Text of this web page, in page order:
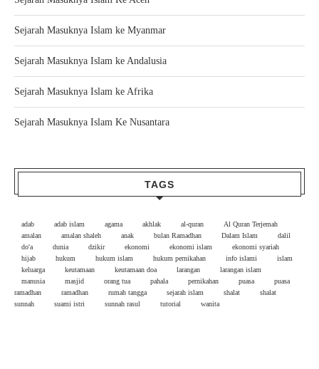
Sejarah Masuknya Islam ke Myanmar
Sejarah Masuknya Islam ke Andalusia
Sejarah Masuknya Islam ke Afrika
Sejarah Masuknya Islam Ke Nusantara
TAGS
adab adab islam agama akhlak al-quran
Al Quran Terjemah
amalan
amalan shaleh anak bulan Ramadhan Dalam Islam
dalil
do'a
dunia dzikir ekonomi ekonomi islam
ekonomi syariah
hijab
hukum hukum islam hukum pernikahan info islami
islam
keluarga
keutamaan keutamaan doa larangan
larangan islam
manusia
masjid orang tua pahala pernikahan puasa
puasa
ramadhan
ramadhan rumah tangga sejarah islam shalat
shalat
sunnah
suami istri sunnah rasul tutorial wanita